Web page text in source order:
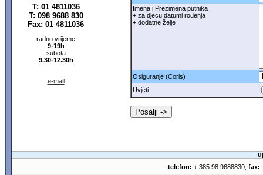
T: 01 4811036
T: 098 9688 830
Fax: 01 4811036
radno vrijeme
9-19h
subota
9.30-12.30h
e-mail
Imena i Prezimena putnika
+ za djecu datumi rođenja
+ dodatne želje
Osiguranje (Coris)
Uvjeti
telefon: + 385 98 9688830, fax: